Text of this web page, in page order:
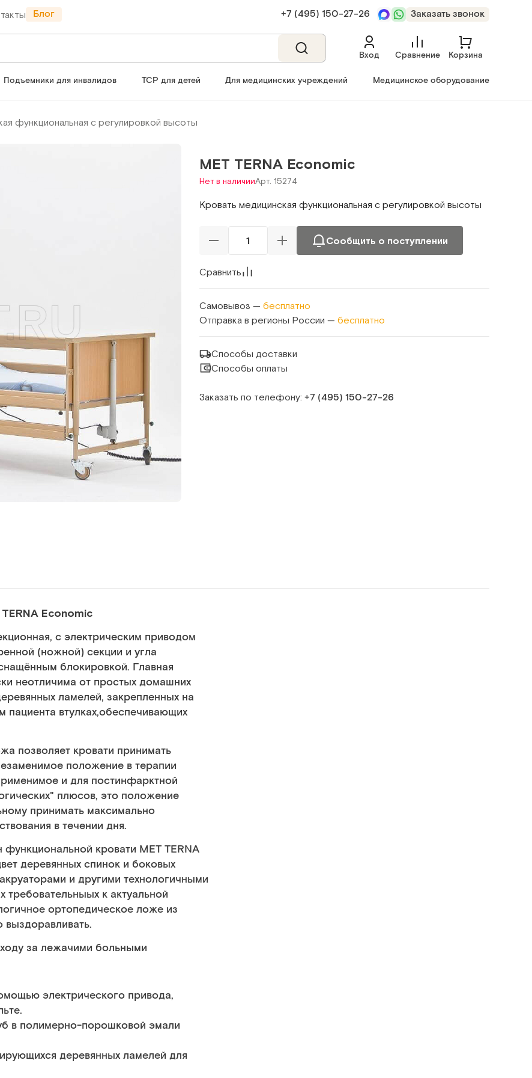
Блог +7 (495) 150‑27‑26 Заказать звонок
Вход Сравнение Корзина
Подъемники для инвалидов ТСР для детей Для медицинских учреждений Медицинское оборудование
функциональная с регулировкой высоты
MET TERNA Economic
Нет в наличииАрт. 15274
Кровать медицинская функциональная с регулировкой высоты
Сообщить о поступлении
Сравнить
Самовывоз — бесплатно
Отправка в регионы России — бесплатно
Способы доставки
Способы оплаты
Заказать по телефону: +7 (495) 150‑27‑26
Economic
с электрическим приводом
(ножной) секции и угла
блокировкой. Главная
неотличима от простых домашних
ламелей, закрепленных на
втулках,обеспечивающих
позволяет кровати принимать
положение в терапии
и для постинфарктной
плюсов, это положение
принимать максимально
в течении дня.
кровати MET TERNA
деревянных спинок и боковых
и другими технологичными
к актуальной
ортопедическое ложе из
за лежачими больными
электрического привода,
в полимерно-порошковой эмали
деревянных ламелей для